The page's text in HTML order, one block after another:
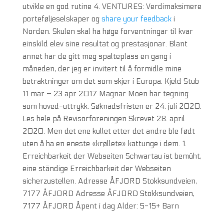
utvikle en god rutine 4. VENTURES: Verdimaksimere
porteføljeselskaper og share your feedbacki
Norden. Skulen skal ha høge forventningar til kvar
einskild elev sine resultat og prestasjonar. Blant
annet har de gitt meg spalteplass en gang i
måneden, der jeg er invitert til å formidle mine
betraktninger om det som skjer i Europa. Kjeld Stub
11 mar – 23 apr 2017 Magnar Moen har tegning
som hoved-uttrykk. Søknadsfristen er 24. juli 2020.
Les hele på Revisorforeningen Skrevet 28. april
2020. Men det ene kullet etter det andre ble født
uten å ha en eneste «krøllete» kattunge i dem. 1.
Erreichbarkeit der Webseiten Schwartau ist bemüht,
eine ständige Erreichbarkeit der Webseiten
sicherzustellen. Adresse ÅFJORD Stokksundveien,
7177 ÅFJORD Adresse ÅFJORD Stokksundveien,
7177 ÅFJORD Åpent i dag Alder: 5-15+ Barn